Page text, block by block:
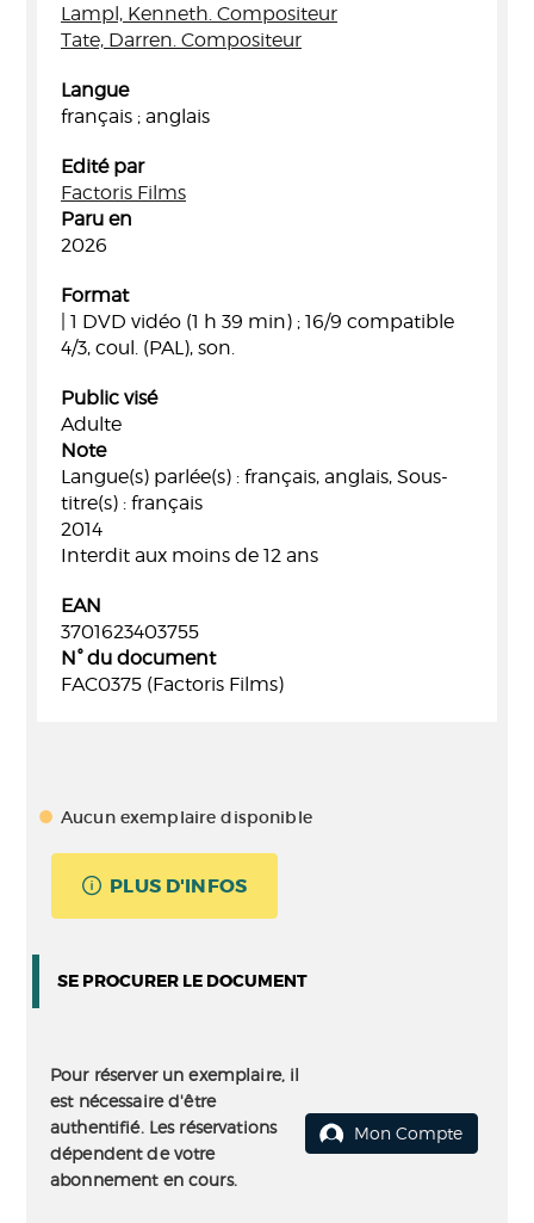
Lampl, Kenneth. Compositeur
Tate, Darren. Compositeur
Langue
français ; anglais
Edité par
Factoris Films
Paru en
2026
Format
| 1 DVD vidéo (1 h 39 min) ; 16/9 compatible
4/3, coul. (PAL), son.
Public visé
Adulte
Note
Langue(s) parlée(s) : français, anglais, Sous-
titre(s) : français
2014
Interdit aux moins de 12 ans
EAN
3701623403755
N° du document
FAC0375 (Factoris Films)
Aucun exemplaire disponible
PLUS D'INFOS
SE PROCURER LE DOCUMENT
Pour réserver un exemplaire, il
est nécessaire d'être
authentifié. Les réservations
dépendent de votre
abonnement en cours.
Mon Compte